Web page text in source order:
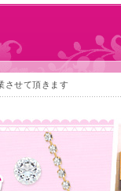
させて頂きます